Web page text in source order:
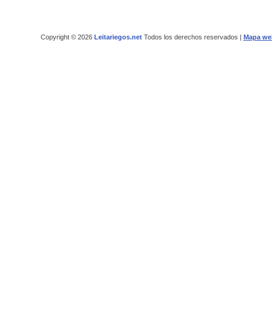
Copyright © 2026 Leitariegos.netTodos los derechos reservados | Mapa